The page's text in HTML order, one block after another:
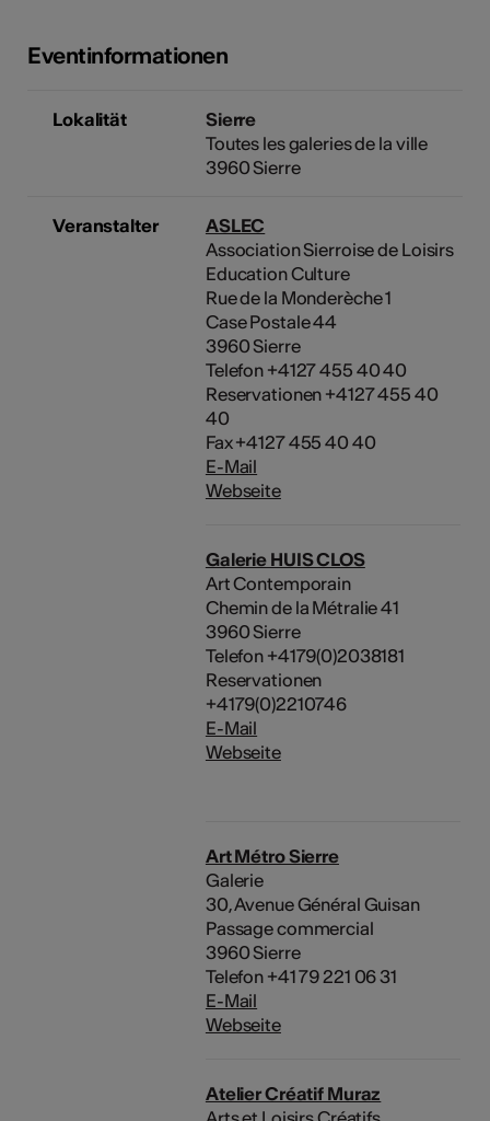
Eventinformationen
Lokalität
Sierre
Toutes les galeries de la ville
3960 Sierre
Veranstalter
ASLEC
Association Sierroise de Loisirs
Education Culture
Rue de la Monderèche 1
Case Postale 44
3960 Sierre
Telefon +4127 455 40 40
Reservationen +4127 455 40
40
Fax +4127 455 40 40
E-Mail
Webseite
Galerie HUIS CLOS
Art Contemporain
Chemin de la Métralie 41
3960 Sierre
Telefon +4179(0)2038181
Reservationen
+4179(0)2210746
E-Mail
Webseite
Art Métro Sierre
Galerie
30, Avenue Général Guisan
Passage commercial
3960 Sierre
Telefon +41 79 221 06 31
E-Mail
Webseite
Atelier Créatif Muraz